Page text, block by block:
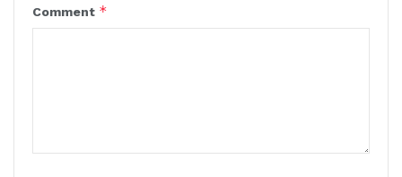
Comment *